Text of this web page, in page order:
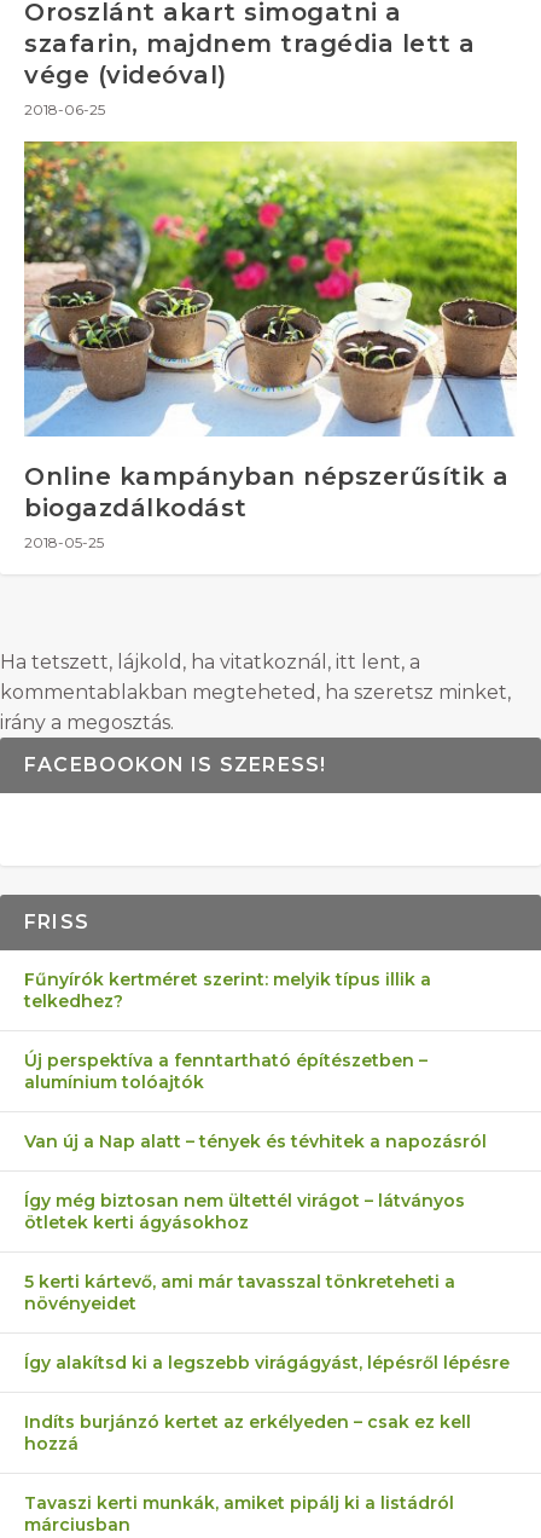
Oroszlánt akart simogatni a
szafarin, majdnem tragédia lett a
vége (videóval)
2018-06-25
Online kampányban népszerűsítik a
biogazdálkodást
2018-05-25
Ha tetszett, lájkold, ha vitatkoznál, itt lent, a
kommentablakban megteheted, ha szeretsz minket,
irány a megosztás.
FACEBOOKON IS SZERESS!
FRISS
Fűnyírók kertméret szerint: melyik típus illik a
telkedhez?
Új perspektíva a fenntartható építészetben –
alumínium tolóajtók
Van új a Nap alatt – tények és tévhitek a napozásról
Így még biztosan nem ültettél virágot – látványos
ötletek kerti ágyásokhoz
5 kerti kártevő, ami már tavasszal tönkreteheti a
növényeidet
Így alakítsd ki a legszebb virágágyást, lépésről lépésre
Indíts burjánzó kertet az erkélyeden – csak ez kell
hozzá
Tavaszi kerti munkák, amiket pipálj ki a listádról
márciusban